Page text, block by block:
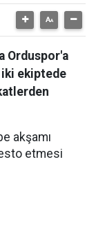
Orduspor'a
iki ekiptede
akşamı
etmesi